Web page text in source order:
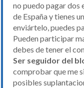
no puedo pagar dos
de España y tienes
enviártelo, puedes
Pueden participar
debes de tener el
Ser seguidor del
comprobar que me
posibles